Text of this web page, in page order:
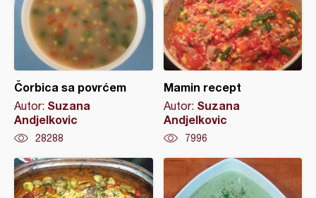
Čorbica sa povrćem
Autor: Suzana
Andjelkovic
28288
Mamin recept
Autor: Suzana
Andjelkovic
7996